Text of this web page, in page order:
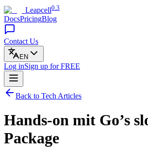
Leapcell0.3
DocsPricingBlog
Contact Us
EN
Log inSign up for FREE
Back to Tech Articles
Hands-on mit Go’s
Package